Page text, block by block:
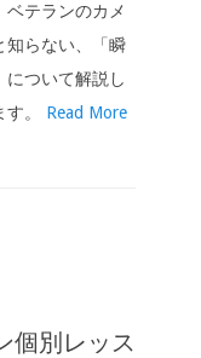
ベテランのカメ
知らない、「瞬
について解説し
す。 Read More
個別レッス